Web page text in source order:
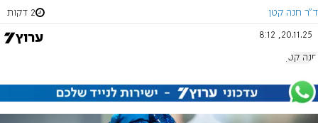
ד"ר חנה קטן 2 דקות
20.11.25, 8:12
חנה קטן